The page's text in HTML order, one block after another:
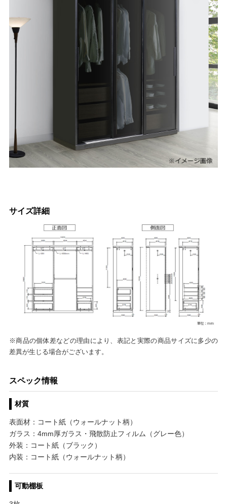
サイズ詳細
※商品の個体差などの理由により、表記と実際の商品サイズに多少の
差異が生じる場合がございます。
スペック情報
材質
表面材：コート紙（ウォールナット柄）
ガラス：4mm厚ガラス・飛散防止フィルム（グレー色）
外装：コート紙（ブラック）
内装：コート紙（ウォールナット柄）
可動棚板